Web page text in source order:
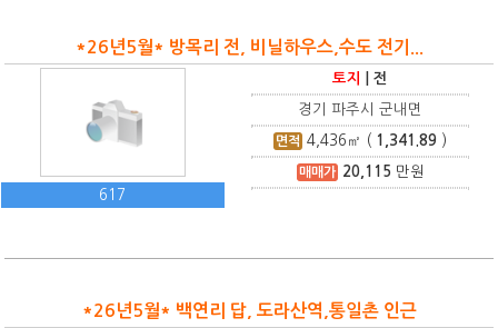
*26년5월* 방목리 전, 비닐하우스,수도 전기...
617
토지 |전
경기 파주시 군내면
면적 4,436 ㎡ ( 1,341.89 )
매매가 20,115 만원
*26년5월* 백연리 답, 도라산역,통일촌 인근